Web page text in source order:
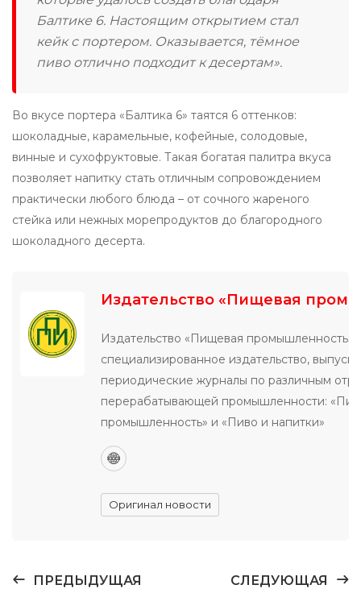
Балтике 6. Настоящим открытием стал
кейк с портером. Оказывается, тёмное
пиво отлично подходит к десертам».
Во вкусе портера «Балтика 6» таятся 6 оттенков:
шоколадные, карамельные, кофейные, солодовые,
винные и сухофруктовые. Такая богатая палитра вкуса
позволяет напитку стать отличным сопровождением
практически любого блюда – от сочного жареного
стейка или нежных морепродуктов до благородного
шоколадного десерта.
Издательство «Пищевая
Издательство «Пищевая промышленность»
специализированное издательство,
периодические журналы по различным
перерабатывающей промышленности:
промышленность» и «Пиво и напитки»
Оригинал новости
ПРЕДЫДУЩАЯ СЛЕДУЮЩАЯ